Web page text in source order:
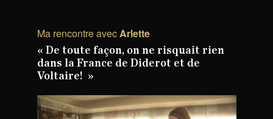
Ma rencontre avecArlette
« De toute façon, on ne risquait rien
dans la France de Diderot et de
Voltaire! »